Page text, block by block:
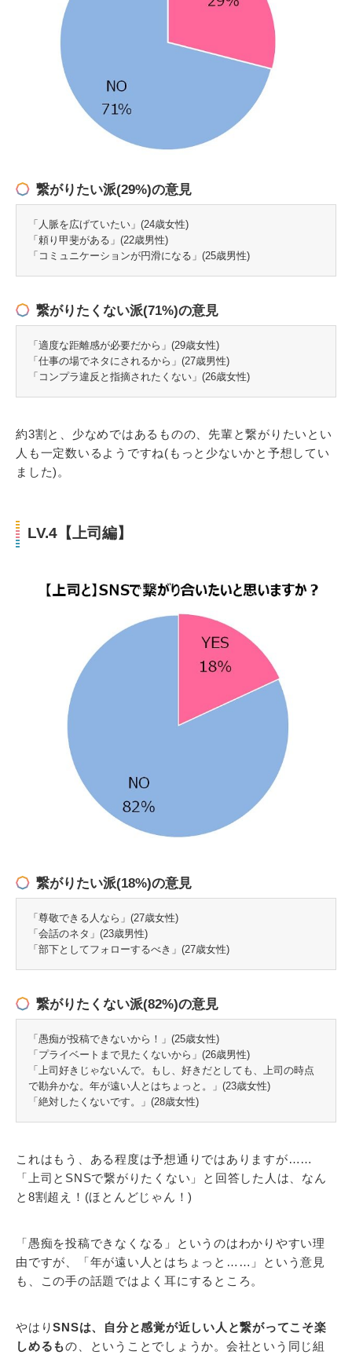
繋がりたい派(29%)の意見
「人脈を広げていたい」(24歳女性)
「頼り甲斐がある」(22歳男性)
「コミュニケーションが円滑になる」(25歳男性)
繋がりたくない派(71%)の意見
「適度な距離感が必要だから」(29歳女性)
「仕事の場でネタにされるから」(27歳男性)
「コンプラ違反と指摘されたくない」(26歳女性)
約3割と、少なめではあるものの、先輩と繋がりたいとい
人も一定数いるようですね(もっと少ないかと予想してい
ました)。
LV.4【上司編】
繋がりたい派(18%)の意見
「尊敬できる人なら」(27歳女性)
「会話のネタ」(23歳男性)
「部下としてフォローするべき」(27歳女性)
繋がりたくない派(82%)の意見
「愚痴が投稿できないから！」(25歳女性)
「プライベートまで見たくないから」(26歳男性)
「上司好きじゃないんで。もし、好きだとしても、上司の時点
で勘弁かな。年が遠い人とはちょっと。」(23歳女性)
「絶対したくないです。」(28歳女性)
これはもう、ある程度は予想通りではありますが……
「上司とSNSで繋がりたくない」と回答した人は、なん
と8割超え！(ほとんどじゃん！)
「愚痴を投稿できなくなる」というのはわかりやすい理
由ですが、「年が遠い人とはちょっと……」という意見
も、この手の話題ではよく耳にするところ。
やはりSNSは、自分と感覚が近しい人と繋がってこそ楽
しめるもの、ということでしょうか。会社という同じ組